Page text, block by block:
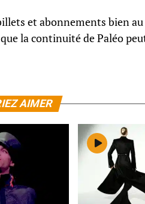
et abonnements bien au
la continuité de Paléo
AIMER